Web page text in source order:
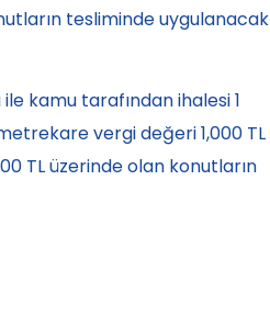
tesliminde uygulanacak
kamu tarafından ihalesi 1
vergi değeri 1,000 TL
TL üzerinde olan konutların